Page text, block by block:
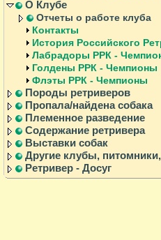
О Клубе
Отчеты о работе клуба
Контакты
История Российского
Лабрадоры РРК -
Голдены РРК - Чемпионы
Флэты РРК - Чемпионы
Породы ретриверов
Пропала/найдена собака
Племенное разведение
Содержание ретривера
Выставки собак
Другие клубы,
Ретривер - Досуг